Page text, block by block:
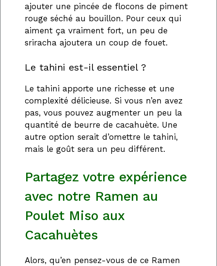
ajouter une pincée de flocons de piment
rouge séché au bouillon. Pour ceux qui
aiment ça vraiment fort, un peu de
sriracha ajoutera un coup de fouet.
Le tahini est-il essentiel ?
Le tahini apporte une richesse et une
complexité délicieuse. Si vous n’en avez
pas, vous pouvez augmenter un peu la
quantité de beurre de cacahuète. Une
autre option serait d’omettre le tahini,
mais le goût sera un peu différent.
Partagez votre expérience
avec notre Ramen au
Poulet Miso aux
Cacahuètes
Alors, qu’en pensez-vous de ce Ramen